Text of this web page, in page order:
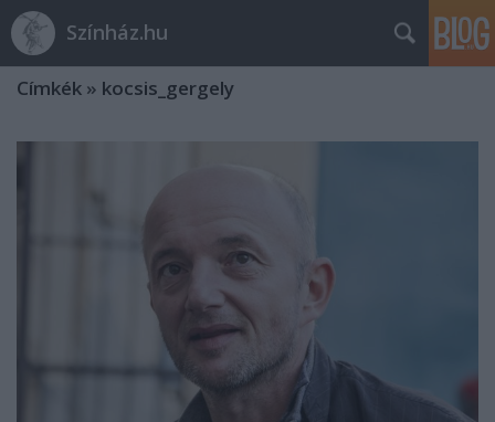
Színház.hu
Címkék » kocsis_gergely